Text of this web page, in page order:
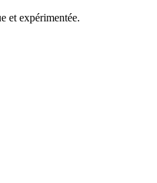
et expérimentée.